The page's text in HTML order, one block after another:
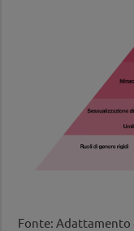
La violenza e le
Fonte: Adattamento